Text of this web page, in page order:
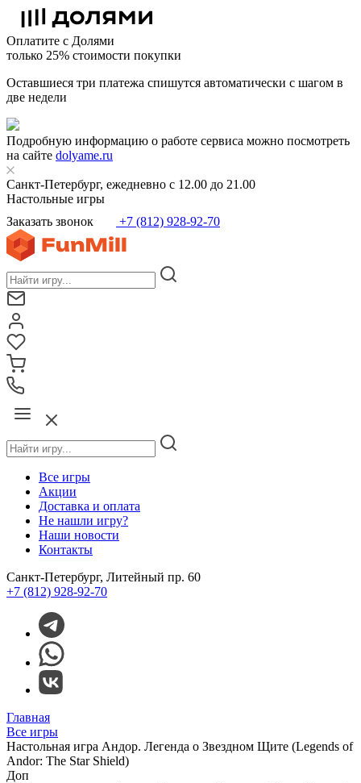
Оплатите с Долями
только 25% стоимости покупки
Оставшиеся три платежа спишутся автоматически с шагом в
две недели
Подробную информацию о работе сервиса можно посмотреть
на сайте dolyame.ru
Санкт-Петербург, ежедневно с 12.00 до 21.00
Настольные игры
Заказать звонок
+7 (812) 928-92-70
Все игры
Акции
Доставка и оплата
Не нашли игру?
Наши новости
Контакты
Санкт-Петербург, Литейный пр. 60
+7 (812) 928-92-70
Главная
Все игры
Настольная игра Андор. Легенда о Звездном Щите (Legends of
Andor: The Star Shield)
Доп